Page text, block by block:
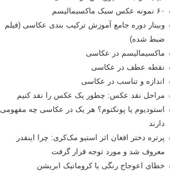
۶۰ نمونه عکس سبک ماکسیمالیسم
وبینار دوره جامع آموزش ترکیب بندی عکاسی (فیلم
ضبط شده)
ماکسیمالیسم در عکاسی
نقطه عطف در عکاسی
اندازه و تناسب در عکاسی
مراحل نقد عکس: چطور یک عکس را نقد کنیم
استودیوم یا پونکتوم؟ هر یک در عکاسی چه مفهومی
دارند
پرتره دختر افغان اثر استیو مک‌کری: چرا اینقدر
معروف شد و مورد توجه قرار گرفت
خطای اعوجاج رنگی یا کروماتیک ابریشن